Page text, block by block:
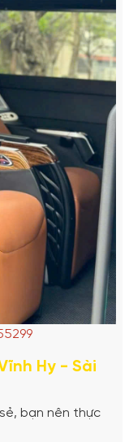
Hy - Sài
bạn nên thực